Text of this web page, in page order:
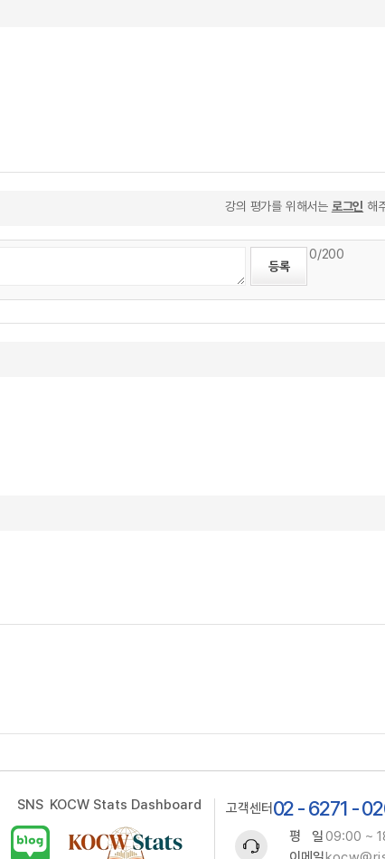
강의 평가를 위해서는 로그인 해
0/200
SNS KOCW Stats Dashboard 고객센터 02 - 6271 -
평 일09:00 ~